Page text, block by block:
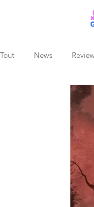
Tout News
Test indé
The Game Awards